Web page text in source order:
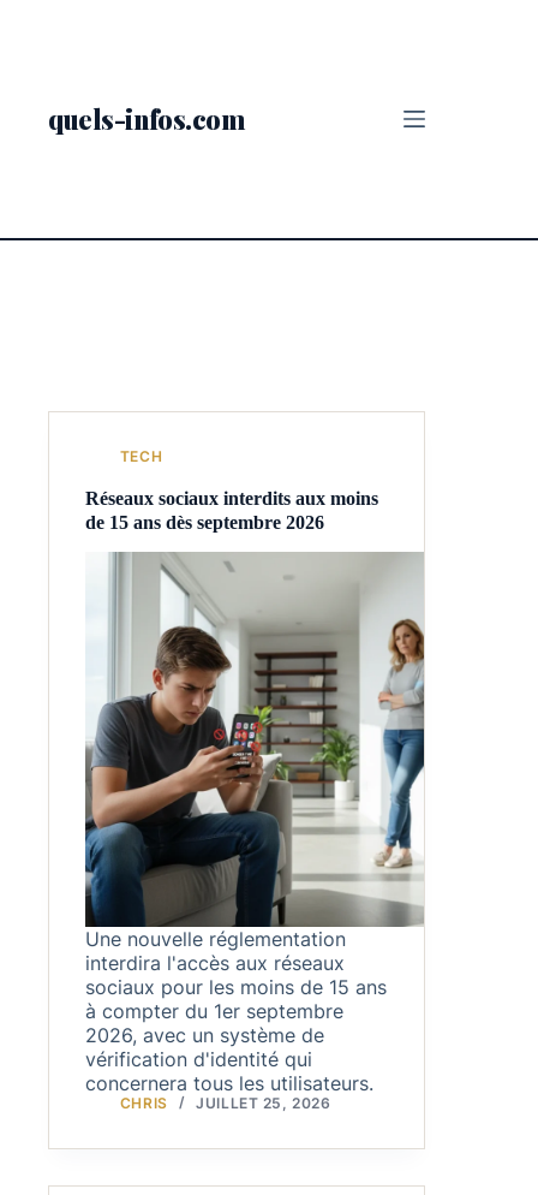
quels-infos.com
TECH
Réseaux sociaux interdits aux moins
de 15 ans dès septembre 2026
Une nouvelle réglementation
interdira l'accès aux réseaux
sociaux pour les moins de 15 ans
à compter du 1er septembre
2026, avec un système de
vérification d'identité qui
concernera tous les utilisateurs.
CHRIS JUILLET 25, 2026